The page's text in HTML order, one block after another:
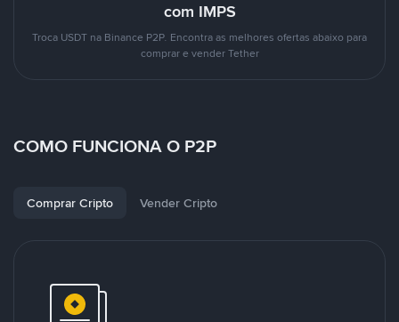
com IMPS
Troca USDT na Binance P2P. Encontra as melhores ofertas abaixo para
comprar e vender Tether
COMO FUNCIONA O P2P
Comprar Cripto Vender Cripto